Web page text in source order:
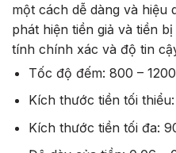
một cách dễ dàng và hiệu
phát hiện tiền giả và tiền
tính chính xác và độ tin
Tốc độ đếm: 800 –
Kích thước tiền tối
Kích thước tiền tối đa: